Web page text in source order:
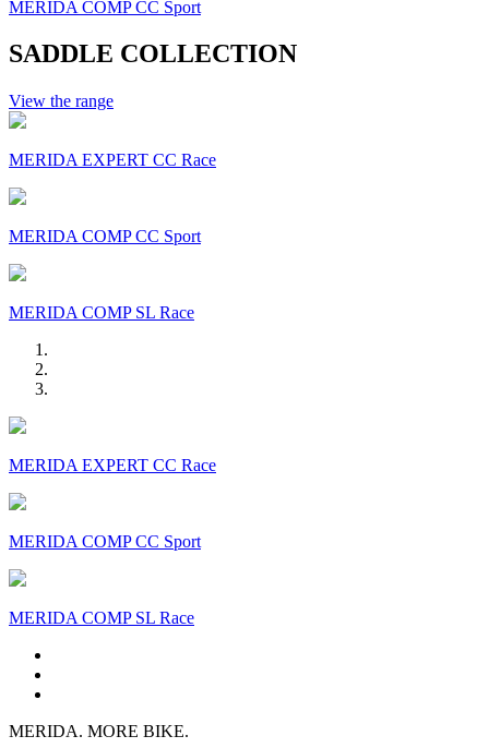
MERIDA COMP CC Sport
SADDLE COLLECTION
View the range
MERIDA EXPERT CC Race
MERIDA COMP CC Sport
MERIDA COMP SL Race
MERIDA EXPERT CC Race
MERIDA COMP CC Sport
MERIDA COMP SL Race
MERIDA. MORE BIKE.